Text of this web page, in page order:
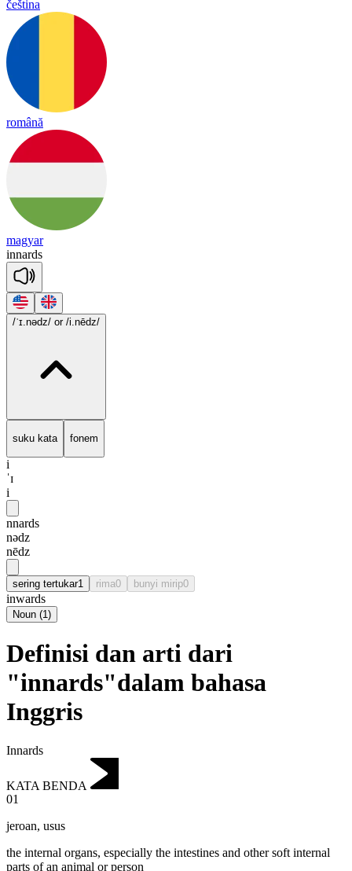
čeština
română
magyar
innards
/ˈɪ.nədz/ or /i.nēdz/
suku kata fonem
i
ˈɪ
i
nnards
nədz
nēdz
sering tertukar1 rima0 bunyi mirip0
inwards
Noun (1)
Definisi dan arti dari
"innards"dalam bahasa
Inggris
Innards
KATA BENDA
01
jeroan, usus
the internal organs, especially the intestines and other soft internal
parts of an animal or person